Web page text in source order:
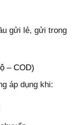
gửi lẻ, gửi trong
– COD)
áp dụng khi: